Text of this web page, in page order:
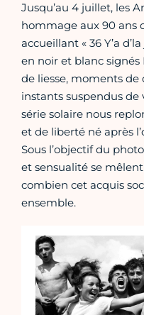
Jusqu’au 4 juillet, les
hommage aux 90 ans
accueillant « 36 Y’a
en noir et blanc signés
de liesse, moments de
instants suspendus de
série solaire nous
et de liberté né après
Sous l’objectif du
et sensualité se
combien cet acquis
ensemble.